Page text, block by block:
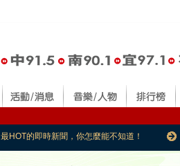
最HOT的即時新聞，你怎麼能不知道！